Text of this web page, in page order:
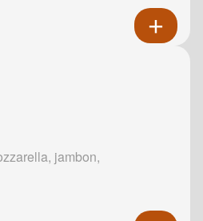
jambon,